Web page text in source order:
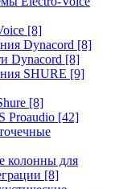
[8]
Dynacord [8]
Dynacord [8]
SHURE [9]
[8]
Proaudio [42]
колонны для
[8]